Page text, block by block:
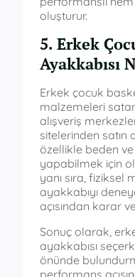
oluşturur.
5. Erkek
Ayakkabısı
Erkek çocuk
malzemeleri
alışveriş
sitelerinden satın
özellikle beden ve
yapabilmek için
yanı sıra,
ayakkabıyı
açısından karar
Sonuç olarak,
ayakkabısı
önünde
performans